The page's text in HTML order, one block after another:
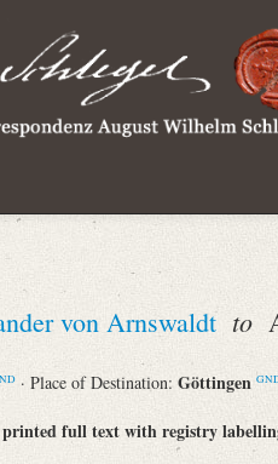
von Arnswaldt to
· Place of Destination: Göttingen
printed full text with registry